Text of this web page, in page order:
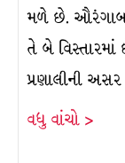
મળે છે.
તે બે
પ્રણાલીની
વધુ વાંચો >